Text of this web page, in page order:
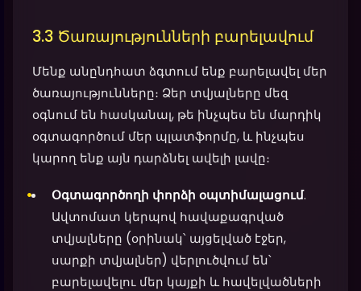
3.3 Ծառայությունների բարելավում
Մենք անընդհատ ձգտում ենք բարելավել մեր
ծառայությունները։ Ձեր տվյալները մեզ
օգնում են հասկանալ, թե ինչպես են մարդիկ
օգտագործում մեր պլատֆորմը, և ինչպես
կարող ենք այն դարձնել ավելի լավը։
Օգտագործողի փորձի օպտիմալացում.
Ավտոմատ կերպով հավաքագրված
տվյալները (օրինակ՝ այցելված էջեր,
սարքի տվյալներ) վերլուծվում են՝
բարելավելու մեր կայքի և հավելվածների